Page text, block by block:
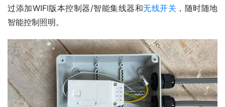
过添加WIFI版本控制器/智能集线器和无线开关 ，随时随地
智能控制照明。